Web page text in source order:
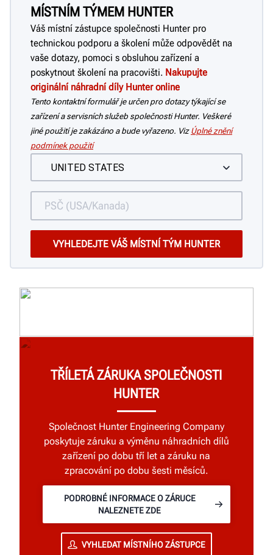
MÍSTNÍM TÝMEM HUNTER
Váš místní zástupce společnosti Hunter pro
technickou podporu a školení může odpovědět na
vaše dotazy, pomoci s obsluhou zařízení a
poskytnout školení na pracovišti. Nakupujte
originální náhradní díly Hunter online
Tento kontaktní formulář je určen pro dotazy týkající se
zařízení a servisních služeb společnosti Hunter. Veškeré
jiné použití je zakázáno a bude vyřazeno. Viz Úplné znění
podmínek použití
TŘÍLETÁ ZÁRUKA SPOLEČNOSTI
HUNTER
Společnost Hunter Engineering Company
poskytuje záruku a výměnu náhradních dílů
zařízení po dobu tří let a záruku na
zpracování po dobu šesti měsíců.
PODROBNÉ INFORMACE O ZÁRUCE
NALEZNETE ZDE
VYHLEDAT MÍSTNÍHO ZÁSTUPCE